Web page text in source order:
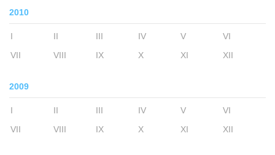
2010
I II III IV V
VI
VII
VIII IX X XI XII
2009
I II III IV V
VI
VII
VIII IX X XI XII